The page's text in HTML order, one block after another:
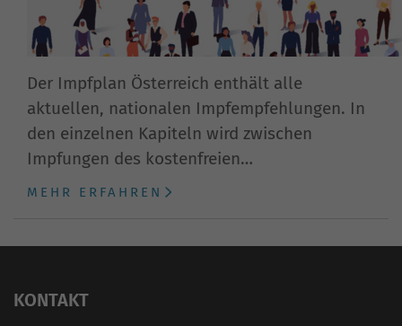
Der Impfplan Österreich enthält alle
aktuellen, nationalen Impfempfehlungen. In
den einzelnen Kapiteln wird zwischen
Impfungen des kostenfreien…
MEHR ERFAHREN
KONTAKT